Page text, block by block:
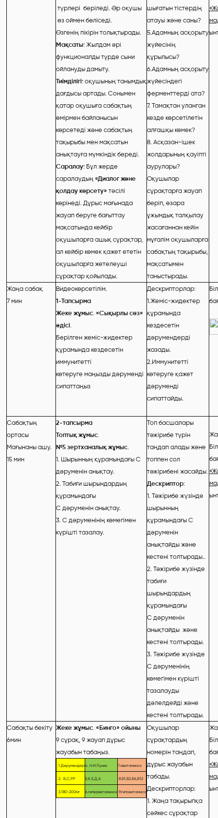
түрлері беріледі. Әр оқушы
өз оймен бөліседі.
Өзгенің пікірін толықтырады.
Мақсаты: Жылдам әрі
функционалды түрде сыни
ойлануды дамыту.
Тиімділігі: оқушының танымдық
дағдысы артады. Сонымен
қатар оқушыға сабақтың
өмірмен байланысын
көрсетеді және сабақтың
тақырыбы мен мақсатын
анықтауға мүмкіндік береді.
Саралау: Бұл жерде
саралаудың «Диалог және
қолдау көрсету» тәсілі
көрінеді. Дұрыс мағынада
жауап беруге бағыттау
мақсатында кейбір
оқушыларға ашық сұрақтар,
ал кейбір көмек қажет ететін
оқушыларға жетелеуші
сұрақтар қойылады.
шығатын тістердің
атауы және саны?
5.Адамның асқорыту
жүйесінің
құрылысы?
6.Адамның асқорыту
жүйесіндегі
ферменттерді ата?
7. Тамақтан уланган
кезде көрсетілетін
алғашқы көмек?
8. Асқазан-ішек
жолдарының қауіпті
аурулары?
Оқушылар
сұрақтарға жауап
беріп, өзара
ұжымдық талқылау
жасағаннан кейін
мұғалім оқушыларға
сабақтың тақырыбы,
мақсатымен
таныстырады.
Жаңа сабақ
7 мин
Видеокөрсетілім.
1-Тапсырма
Жеке жұмыс. «Сықырлы сөз»
әдісі.
Берілген жеміс-жидектер
құрамында кездесетін
иммунитетті
көтеруге маңызды дәруменді
сипаттаңыз
Дескрипторлар:
1.Жеміс-жидектер
құрамында
кездесетін
дәрумендерді
жазады.
2.Иммунитетті
көтеруге қажет
дәруменді
сипаттайды.
Сабақтың
ортасы
Мағынаны ашу.
15 мин
2-тапсырма
Топтық жұмыс.
№5 зертханалық жұмыс.
1. Шырынның құрамындағы С
дәруменін анықтау.
2. Табиғи шырындардың
құрамындағы
С дәруменін анықтау.
3. С дәруменінің көмегімен
күрішті тазалау.
Топ басшалары
тәжірибе түрін
таңдап алады және
топпен сол
тәжірибені жасайды.
Дескриптор:
1. Тәжірибе жүзінде
шырынның
құрамындағы С
дәруменін
анықтайды және
кестені толтырады..
2. Тәжірибе жүзінде
табиғи
шырындардың
құрамындағы
С дәруменін
анықтайды және
кестені толтырады.
3. Тәжірибе жүзінде
С дәруменінің
көмегімен күрішті
тазалауды
дәлелдейді және
кестені толтырады.
Сабақты бекіту
6мин
Жеке жұмыс. «Бинго» ойыны
9 сұрақ, 9 жауап дұрыс
жауабын табаңыз.
1.Дәрумендер4. Н.И.Лунин 7.авитаминоз
2. В,С,РР 5.К,Е,Д,А 8.В1,В2,В6,В12
3.180-200мг 6.гипервитаминоз 9.гиповитамиоз
Оқушылар
сұрақтардың
номерін таңдап,
дұрыс жауабын
табады.
Дескрипторлар:
1. Жаңа тақырыпқа
сәйкес сұрақтар